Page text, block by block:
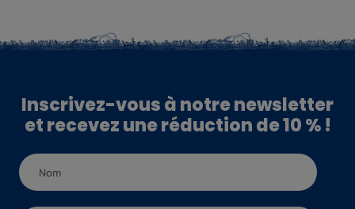
Inscrivez-vous à notre newsletter
et recevez une réduction de 10 % !